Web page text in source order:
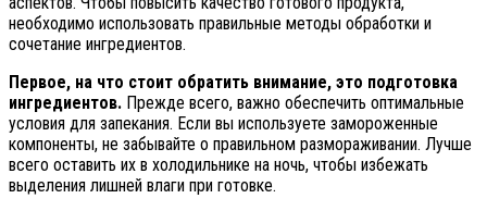
необходимо использовать правильные методы обработки и
сочетание ингредиентов.
Первое, на что стоит обратить внимание, это подготовка
ингредиентов. Прежде всего, важно обеспечить оптимальные
условия для запекания. Если вы используете замороженные
компоненты, не забывайте о правильном размораживании. Лучше
всего оставить их в холодильнике на ночь, чтобы избежать
выделения лишней влаги при готовке.